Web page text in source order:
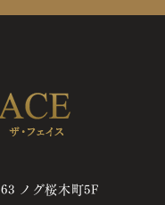
ノグ桜木町5F